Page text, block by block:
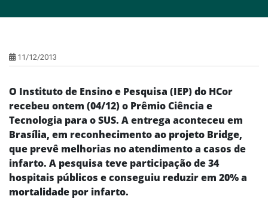
11/12/2013
O Instituto de Ensino e Pesquisa (IEP) do HCor
recebeu ontem (04/12) o Prêmio Ciência e
Tecnologia para o SUS. A entrega aconteceu em
Brasília, em reconhecimento ao projeto Bridge,
que prevê melhorias no atendimento a casos de
infarto. A pesquisa teve participação de 34
hospitais públicos e conseguiu reduzir em 20% a
mortalidade por infarto.